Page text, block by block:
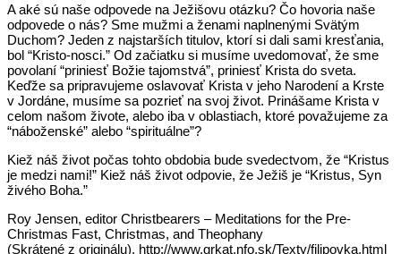
A aké sú naše odpovede na Ježišovu otázku? Čo hovoria naše
odpovede o nás? Sme mužmi a ženami naplnenými Svätým
Duchom? Jeden z najstarších titulov, ktorí si dali sami kresťania,
bol “Kristo-nosci.” Od začiatku si musíme uvedomovať, že sme
povolaní “priniesť Božie tajomstvá”, priniesť Krista do sveta.
Keďže sa pripravujeme oslavovať Krista v jeho Narodení a Krste
v Jordáne, musíme sa pozrieť na svoj život. Prinášame Krista v
celom našom živote, alebo iba v oblastiach, ktoré považujeme za
“náboženské” alebo “spirituálne”?
Kiež náš život počas tohto obdobia bude svedectvom, že “Kristus
je medzi nami!” Kiež náš život odpovie, že Ježiš je “Kristus, Syn
živého Boha.”
Roy Jensen, editor Christbearers – Meditations for the Pre-
Christmas Fast, Christmas, and Theophany
(Skrátené z originálu). http://www.grkat.nfo.sk/Texty/filipovka.html